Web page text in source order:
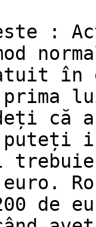
:
în
prima
că
euro.
de